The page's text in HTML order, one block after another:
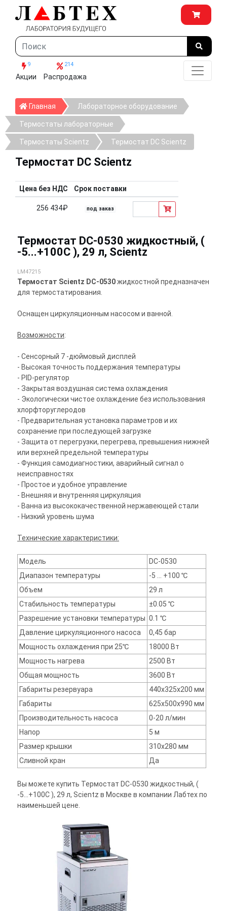
9
Акции
214
Распродажа
Главная ГлавнаяЛабораторное оборудование
Термостаты лабораторные
Термостаты Scientz Термостат DC Scientz
Термостат DC Scientz
Цена без НДС Срок поставки
256 434₽ под заказ
Термостат DC-0530 жидкостный, (
-5...+100С ), 29 л, Scientz
LM47215
Термостат Scientz DC-0530жидкостной предназначен
для термостатирования.
Оснащен циркуляционным насосом и ванной.
Возможности:
- Сенсорный 7 -дюймовый дисплей
- Высокая точность поддержания температуры
- PID-регулятор
- Закрытая воздушная система охлаждения
- Экологически чистое охлаждение без использования
хлорфторуглеродов
- Предварительная установка параметров и их
сохранение при последующей загрузке
- Защита от перегрузки, перегрева, превышения нижней
или верхней предельной температуры
- Функция самодиагностики, аварийный сигнал о
неисправностях
- Простое и удобное управление
- Внешняя и внутренняя циркуляция
- Ванна из высококачественной нержавеющей стали
- Низкий уровень шума
Технические характеристики:
Модель
DC-0530
Диапазон температуры
-5 … +100 ℃
Объем
29 л
Стабильность температуры
±0.05 ℃
Разрешение установки температуры 0.1 ℃
Давление циркуляционного насоса
0,45 бар
Мощность охлаждения при 25℃
18000 Вт
Мощность нагрева
2500 Вт
Общая мощность
3600 Вт
Габариты резервуара
440x325x200 мм
Габариты
625х500х990 мм
Производительность насоса
0-20 л/мин
Напор
5 м
Размер крышки
310x280 мм
Сливной кран
Да
Вы можете купить Термостат DC-0530 жидкостный, (
-5...+100С ), 29 л, Scientz в Москве в компании Лабтех по
наименьшей цене.